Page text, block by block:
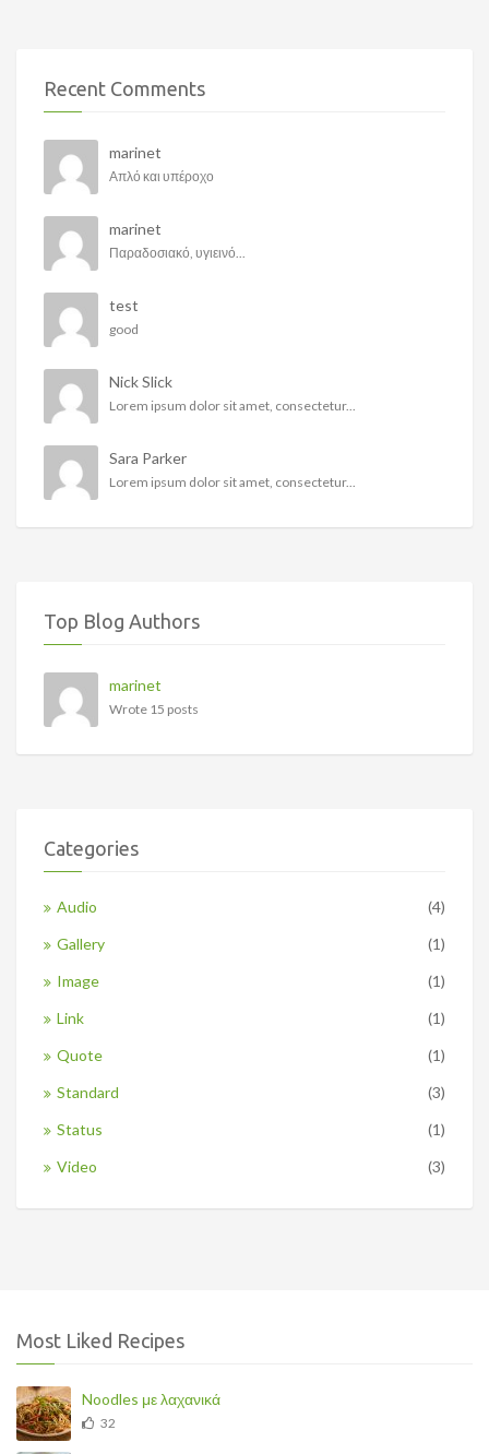
Recent Comments
marinet
Απλό και υπέροχο
marinet
Παραδοσιακό, υγιεινό...
test
good
Nick Slick
Lorem ipsum dolor sit amet, consectetur...
Sara Parker
Lorem ipsum dolor sit amet, consectetur...
Top Blog Authors
marinet
Wrote 15 posts
Categories
Audio
(4)
Gallery
(1)
Image
(1)
Link
(1)
Quote
(1)
Standard
(3)
Status
(1)
Video
(3)
Most Liked Recipes
Noodles με λαχανικά
32